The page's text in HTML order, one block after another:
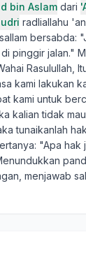
bin Aslam dari
radliallahu
bersabda:
pinggir jalan."
Rasulullah,
kami lakukan
kami untuk
kalian tidak
tunaikanlah
"Apa hak
menjawab